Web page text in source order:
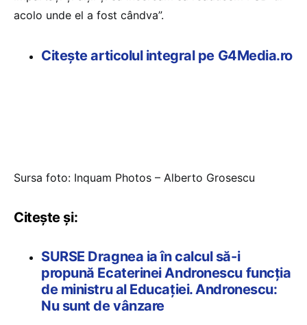
acolo unde el a fost cândva”.
Citește articolul integral pe G4Media.ro
Sursa foto: Inquam Photos – Alberto Grosescu
Citește și:
SURSE Dragnea ia în calcul să-i
propună Ecaterinei Andronescu funcția
de ministru al Educației. Andronescu:
Nu sunt de vânzare